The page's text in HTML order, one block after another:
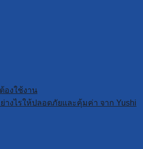
องใช้งาน
งไรให้ปลอดภัยและคุ้มค่า จาก Yushi